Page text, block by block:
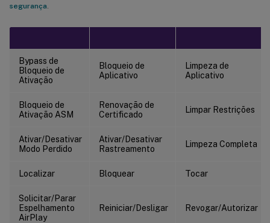
segurança.
Bypass de
Bloqueio de
Ativação
Bloqueio de
Aplicativo
Limpeza de
Aplicativo
Bloqueio de
Ativação ASM
Renovação de
Certificado
Limpar Restrições
Ativar/Desativar
Modo Perdido
Ativar/Desativar
Rastreamento
Limpeza Completa
Localizar Bloquear Tocar
Solicitar/Parar
Espelhamento
AirPlay
Reiniciar/Desligar Revogar/Autorizar